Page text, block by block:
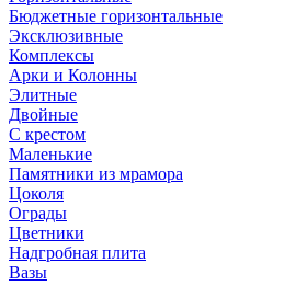
Бюджетные горизонтальные
Эксклюзивные
Комплексы
Арки и Колонны
Элитные
Двойные
С крестом
Маленькие
Памятники из мрамора
Цоколя
Ограды
Цветники
Надгробная плита
Вазы